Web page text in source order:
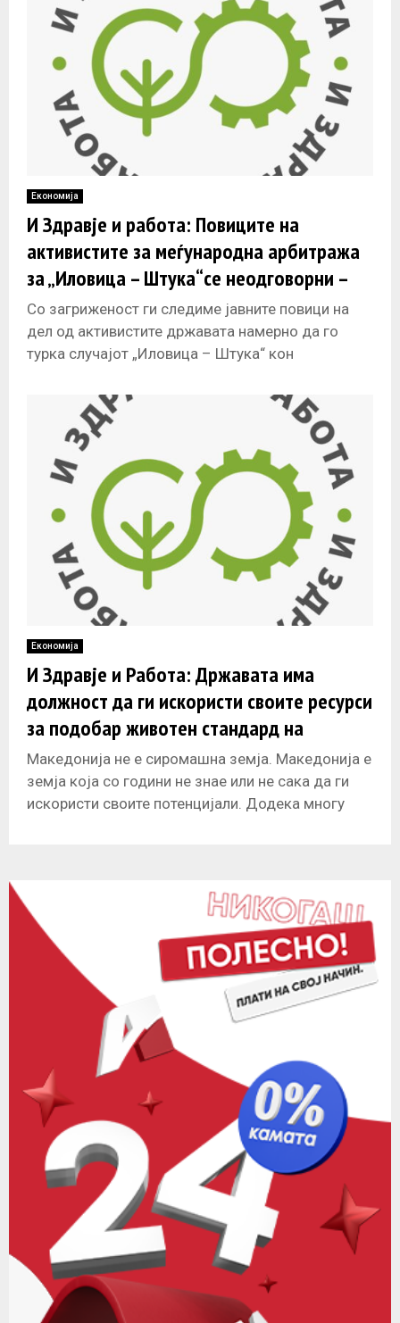
Економија
И Здравје и работа: Повиците на
активистите за меѓународна арбитража
за „Иловица – Штука“се неодговорни –
цената ќе ја платиме сите
Со загриженост ги следиме јавните повици на
дел од активистите државата намерно да го
турка случајот „Иловица – Штука“ кон
Економија
И Здравје и Работа: Државата има
должност да ги искористи своите ресурси
за подобар животен стандард на
граѓаните
Македонија не е сиромашна земја. Македонија е
земја која со години не знае или не сака да ги
искористи своите потенцијали. Додека многу